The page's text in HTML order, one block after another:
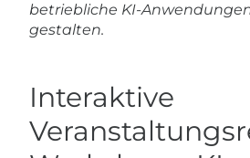
betriebliche KI-
gestalten.
​Interaktive